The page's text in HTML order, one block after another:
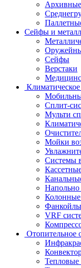
Сейфы и
Сейфы
Верстаки
Сплит-
Мульти
Мойки
Системы
Напольно
Фанкойлы
VRF
Отопительное
Тепловые